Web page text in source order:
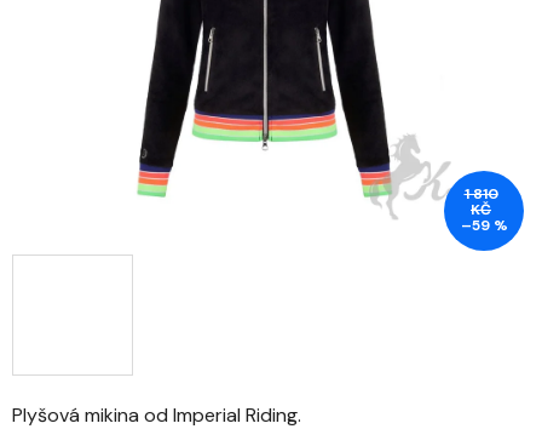
Plyšová mikina od Imperial Riding.
1 810
KČ
–59 %